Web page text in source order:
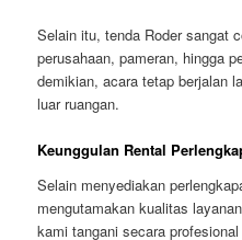
Selain itu, tenda Roder sangat
perusahaan, pameran, hingga
demikian, acara tetap berjalan
luar ruangan.
Keunggulan Rental
Selain menyediakan
mengutamakan kualitas
kami tangani secara